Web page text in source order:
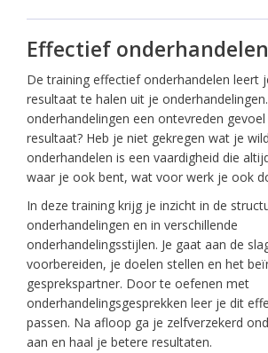
Effectief onderhandelen
De training effectief onderhandelen leert
resultaat te halen uit je
onderhandelingen een ontevreden
resultaat? Heb je niet gekregen wat je
onderhandelen is een vaardigheid die
waar je ook bent, wat voor werk je ook
In deze training krijg je inzicht in de
onderhandelingen en in verschillende
onderhandelingsstijlen. Je gaat aan de
voorbereiden, je doelen stellen en het
gesprekspartner. Door te oefenen met
onderhandelingsgesprekken leer je dit
passen. Na afloop ga je zelfverzekerd
aan en haal je betere resultaten.